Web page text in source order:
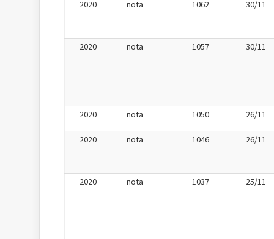
2020 nota 1062 30/11
2020 nota 1057 30/11
2020 nota 1050 26/11
2020 nota 1046 26/11
2020 nota 1037 25/11